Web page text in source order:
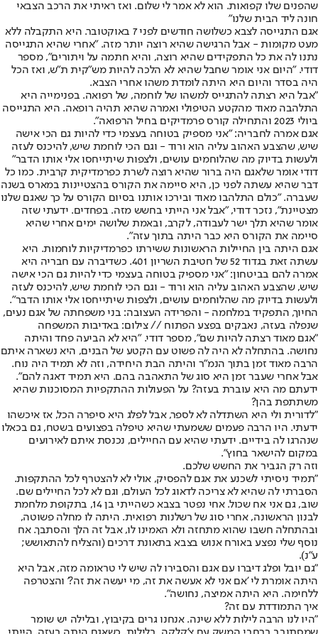
שהפנים שלו קפואות. הוא לא אמר לי שלום. ואז ראיתי את הרכב הצבאי
חונה ליד הבית שלנו"
אגם התגייסה לצבא כשלושה חודשים לפני 7 באוקטובר. היא התקבלה ללא
מעט מקומות - אבל הרגישה שהיא רוצה יותר מזה. "אחרי שהיא התגייסה
נתנו לה את כל התפקידים שהיא רוצה, והיא חתמה על ויתורים", מספר
דודי. "היום אני אומר שחבל שהיא לא הלכה להיות מש"קית ת"ש, ואז הכל
היה בסדר והיום היא היתה לומדת משהו אחרי הצבא.
"אבל היא רצתה להתגייס למשהו של לוחמה, של רפואה. בפנימייה היא
התלהבה מאוד מהקטע הטיפולי ואמרה שהיא תהיה רופאה. היא התגייסה
ביולי 2023 והתחילה קורס פרמדיקים בחיל הרפואה".
אגם אמרה לחבריה: "אני מספיק בטוחה בעצמי כדי להיות גם הכי אישה
שיש, שהצבע האהוב עליה הוא ורוד - וגם הכי לוחמת שיש, להיכנס לעזה
ולעשות בדיוק מה שהלוחמים עושים, ולצפות שיתייחסו אלי אותו הדבר"
דודי אומר שלאגם היה ברור שהיא רוצה לשרת כפרמדיקית קרבית. כמו כל
דבר שהיא עשתה לפני כן, היא סיימה את הקורס בהצטיינות במארס בשנה
שעברה. "כולם התלהבו מאוד ובירכו אותנו בסיום הקורס על כך שאגם שלנו
מצטיינת", נזכר דודי, "אבל אני הייתי בחשש מזה. בפחדים. ידעתי שזה
אומר שהיא תלך ישר לעבודה, לקרב, ובאמת שלושה ימים אחרי שהיא
סיימה את הקורס היא כבר היתה בתוך עזה".
אגם היתה בין החיילות הראשונות ששירתו כפרמדיקיות לוחמות. היא
עשתה זאת בגדוד 52 של חטיבת השריון 401. כשדיברה עם חבריה היא
אמרה להם בביטחון: "אני מספיק בטוחה בעצמי כדי להיות גם הכי אישה
שיש, שהצבע האהוב עליה הוא ורוד - וגם הכי לוחמת שיש, להיכנס לעזה
ולעשות בדיוק מה שהלוחמים עושים, ולצפות שיתייחסו אלי אותו הדבר".
החיוך, התפקיד במלחמה - והפרידה העצובה: בני משפחתה של אגם נעים,
שנפלה בעזה, נאבקים בפצע הפתוח // צילום: באדיבות המשפחה
"אגם מאוד רצתה להיות שם", מספר דודי. "היא לא הביעה פחד והיתה
נחושה. בהתחלה לא היה לה פשוט עם הקטע של הבנים, היא נשארה איתם
הרבה מאוד זמן בתוך הנמ"ר והיתה הבת היחידה, וזה לא תמיד היה נוח.
אבל אחרי שעבר זמן היא סוג של התאהבה בהם. היא תמיד דאגה להם".
ידעתם מה היא עוברת בעזה? על הפעולות ההתקפיות המסוכנות שהיא
משתתפת בהן?
"לדורית ולי היא השתדלה לא לספר, אבל לפלג היא סיפרה הכל, אז איכשהו
ידעתי. היו הרבה פעמים ששמעתי שהיא טיפלה בפצועים בשטח, גם בכאלו
שנהרגו לה בידיים. ידעתי שהיא עם החיילים, נכנסת איתם לאירועים
במקום להישאר בחוץ".
וזה רק הגביר את החשש שלכם.
"תמיד ניסיתי לשכנע את אגם להפסיק, אולי לא להצטרף לכל ההתקפות.
הסברתי לה שהיא לא צריכה לדאוג לכל העולם, וגם לא לכל החיילים שם.
שוב, גם אני אח שכול. אחי נפטר בצבא כשהייתי בן 14, בתקופת מלחמת
לבנון הראשונה, אחרי סוג של רשלנות רפואית. היתה לו מחלה פשוטה,
ובהתחלה חשבו שהוא מתחזה ולא האמינו לו, אבל זה הלך והסתבך. אח
נוסף שלי נפצע באורח אנוש בצבא בתאונת דרכים (והצליח להתאושש;
ע"נ).
"גם יובל ופלג דיברו עם אגם והסבירו לה שיש לי טראומה מזה, אבל היא
היתה אומרת לי 'אם אני לא אעשה את זה, מי יעשה את זה?' והצטרפה
ללחימה. היא היתה אמיצה, נחושה".
איך התמודדת עם זה?
"היו לנו הרבה לילות ללא שינה. אנחנו גרים בקיבוץ, ובלילה יש שומר